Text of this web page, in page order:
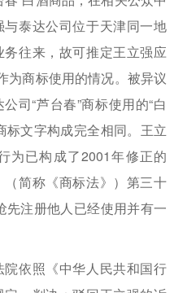
泰达公司位于天津同一地
往来，故可推定王立强应
为商标使用的情况。被异议
司“芦台春”商标使用的“白
标文字构成完全相同。王立
为已构成了2001年修正的
（简称《商标法》）第三十
先注册他人已经使用并有一
依照《中华人民共和国行